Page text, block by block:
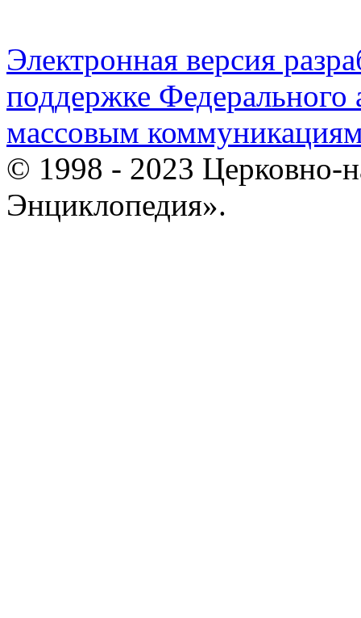
Электронная версия
поддержке Федерального
массовым
© 1998 - 2023 Церковно-
Энциклопедия».